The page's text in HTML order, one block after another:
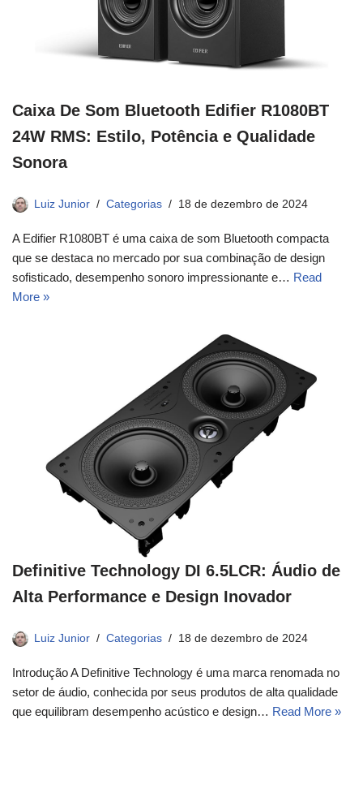
Caixa De Som Bluetooth Edifier R1080BT
24W RMS: Estilo, Potência e Qualidade
Sonora
Luiz Junior Categorias 18 de dezembro de 2024
A Edifier R1080BT é uma caixa de som Bluetooth compacta
que se destaca no mercado por sua combinação de design
sofisticado, desempenho sonoro impressionante e… Read
More »
Definitive Technology DI 6.5LCR: Áudio de
Alta Performance e Design Inovador
Luiz Junior Categorias 18 de dezembro de 2024
Introdução A Definitive Technology é uma marca renomada no
setor de áudio, conhecida por seus produtos de alta qualidade
que equilibram desempenho acústico e design… Read More »